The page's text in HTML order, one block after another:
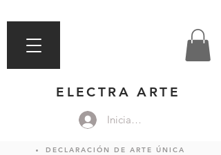
ELECTRA ARTE
Iniciar sesión
DECLARACIÓN DE ARTE ÚNICA